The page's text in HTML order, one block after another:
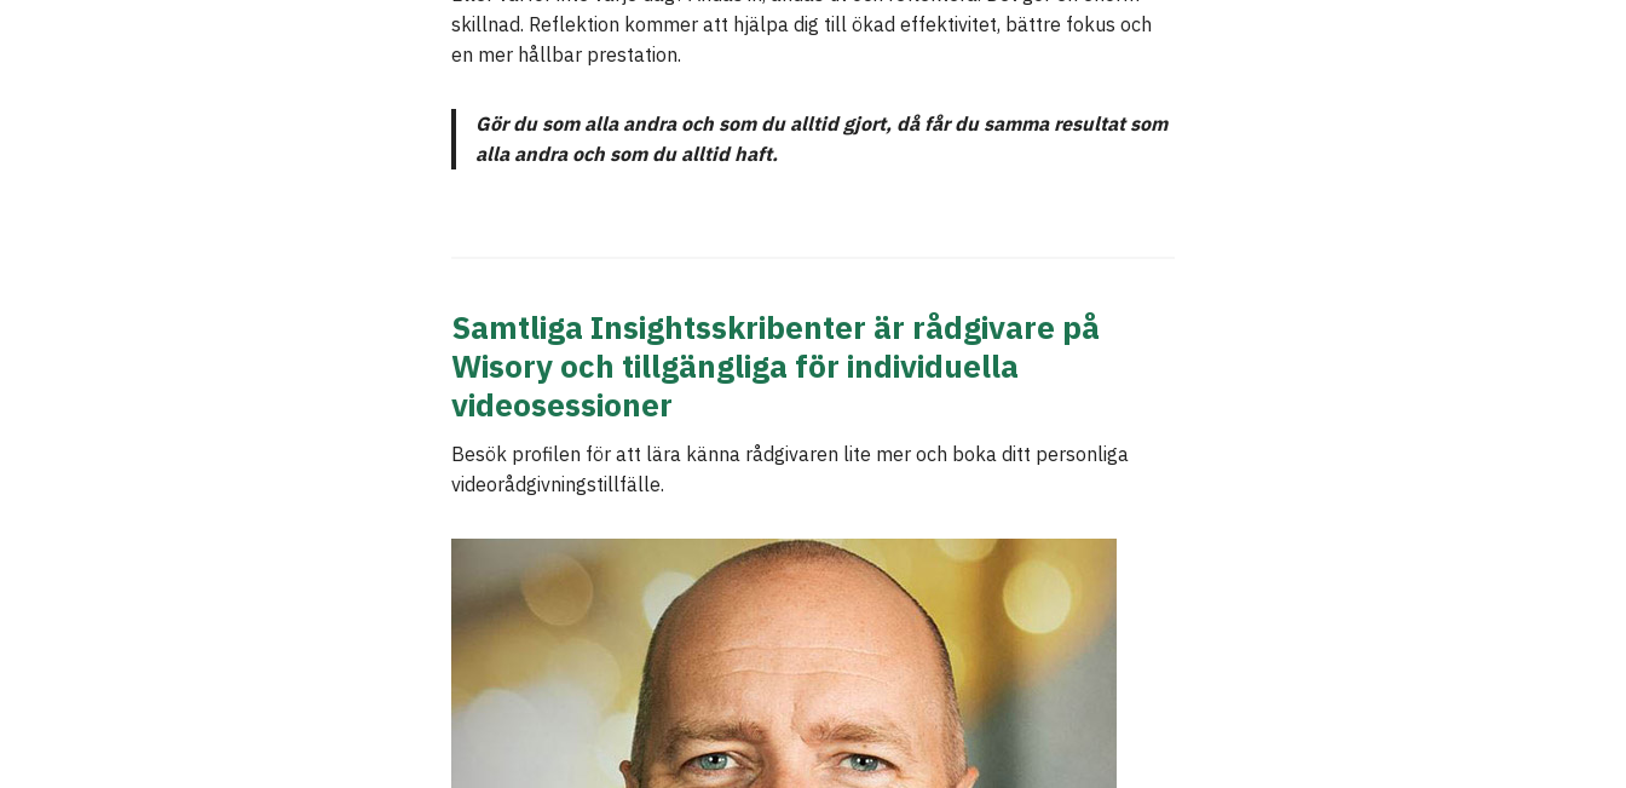
skillnad. Reflektion kommer att hjälpa dig till ökad effektivitet, bättre fokus och
en mer hållbar prestation.
Gör du som alla andra och som du alltid gjort, då får du samma resultat som
alla andra och som du alltid haft.
Samtliga Insightsskribenter är rådgivare på
Wisory och tillgängliga för individuella
videosessioner
Besök profilen för att lära känna rådgivaren lite mer och boka ditt personliga
videorådgivningstillfälle.